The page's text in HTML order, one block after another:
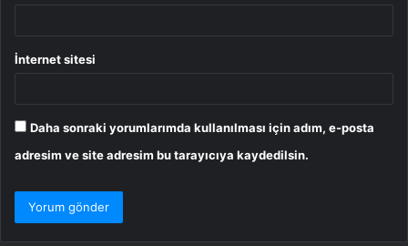
İnternet sitesi
Daha sonraki yorumlarımda kullanılması için adım, e-posta
adresim ve site adresim bu tarayıcıya kaydedilsin.